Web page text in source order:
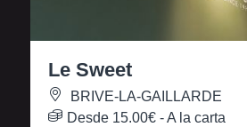
Le Sweet
BRIVE-LA-GAILLARDE
Desde 15.00€ - A la carta